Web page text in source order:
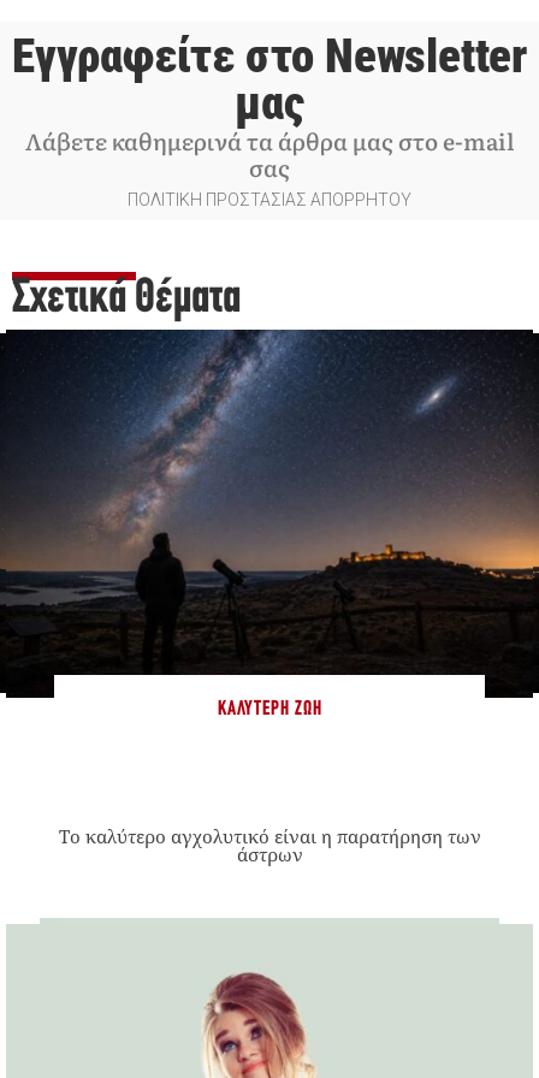
Εγγραφείτε στο Newsletter
μας
Λάβετε καθημερινά τα άρθρα μας στο e-mail
σας
ΠΟΛΙΤΙΚΗ ΠΡΟΣΤΑΣΙΑΣ ΑΠΟΡΡΗΤΟΥ
Σχετικά Θέματα
ΚΑΛΎΤΕΡΗ ΖΩΉ
Το καλύτερο αγχολυτικό είναι η παρατήρηση των
άστρων